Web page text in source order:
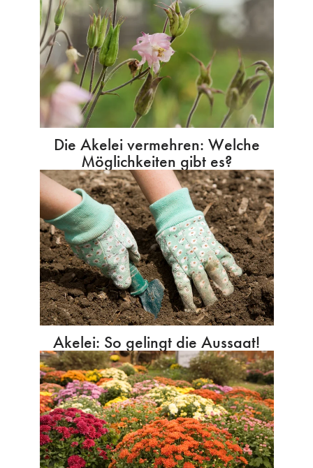
Die Akelei vermehren: Welche
Möglichkeiten gibt es?
Akelei: So gelingt die Aussaat!